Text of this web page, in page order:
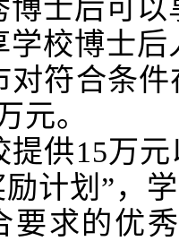
博士后可以
学校博士后
对符合条
元。
提供15万
励计划”，
要求的优